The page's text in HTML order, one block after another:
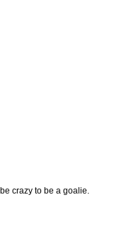
crazy to be a goalie.